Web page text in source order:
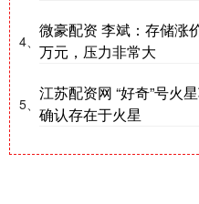
4、
微豪配资 李斌：存储涨
万元，压力非常大
5、
江苏配资网 “好奇”号火
确认存在于火星